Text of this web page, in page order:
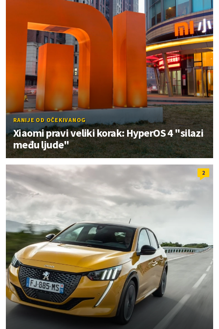
RANIJE OD OČEKIVANOG
Xiaomi pravi veliki korak: HyperOS 4 "silazi
među ljude"
2